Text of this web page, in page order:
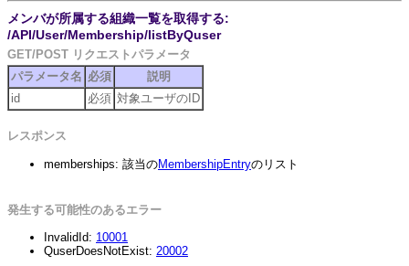
メンバが所属する組織一覧を取得する:
/API/User/Membership/listByQuser
GET/POST リクエストパラメータ
パラメータ名 必須
説明
id
必須 対象ユーザのID
レスポンス
memberships: 該当のMembershipEntryのリスト
発生する可能性のあるエラー
InvalidId: 10001
QuserDoesNotExist: 20002